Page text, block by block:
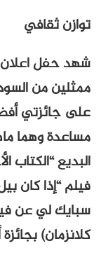
توازن ثقافي
شهد حفل اعلان
ممثلين من السود
على جائزتي
مساعدة وهما
البديع “الكتاب
فيلم “إذا كان
سبايك لي عن
كلانزمان)